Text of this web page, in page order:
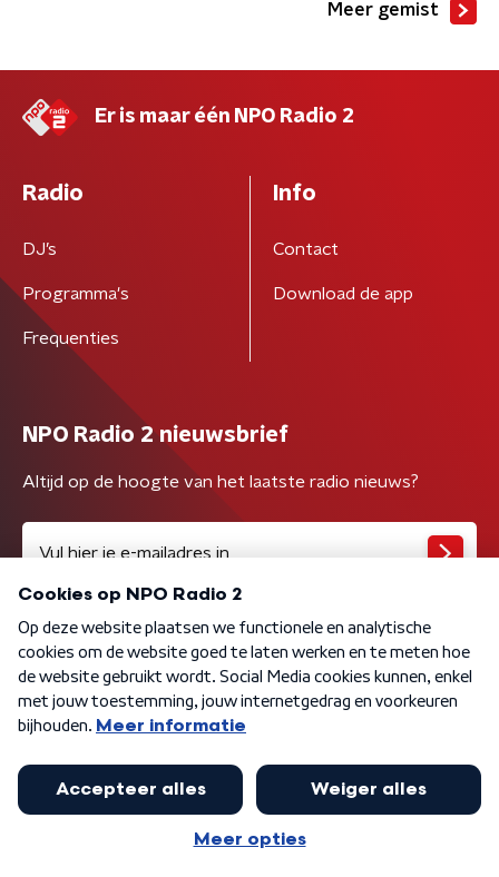
Meer gemist
Er is maar één NPO Radio 2
Radio
DJ’s
Programma's
Frequenties
Info
Contact
Download de app
NPO Radio 2 nieuwsbrief
Altijd op de hoogte van het laatste radio nieuws?
Algemene voorwaarden